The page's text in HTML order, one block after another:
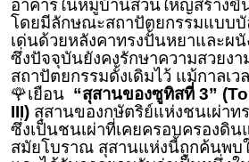
อาคารในหมู่บ้านส่วนใหญ่สร้างขึ้
โดยมีลักษณะสถาปัตยกรรมแบบบั
เด่นด้วยหลังคาทรงปั้นหยาและผ
ซึ่งปัจจุบันยังคงรักษาความสวยง
สถาปัตยกรรมดั้งเดิมไว้ แม้กาลเว
🌹เยือน “สุสานของซูทิสที่ 3”
III) สุสานของกษัตริย์แห่งชนเผ่าท
ซึ่งเป็นชนเผ่าที่เคยครอบครองดิ
สมัยโบราณ สุสานแห่งนี้ถูกค้นพบ